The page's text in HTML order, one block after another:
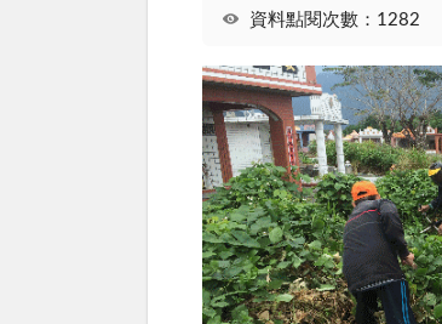
資料點閱次數：1282